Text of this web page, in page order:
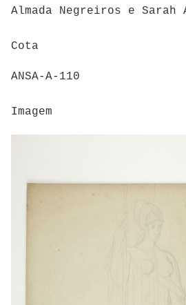
Almada Negreiros e Sarah
Cota
ANSA-A-110
Imagem